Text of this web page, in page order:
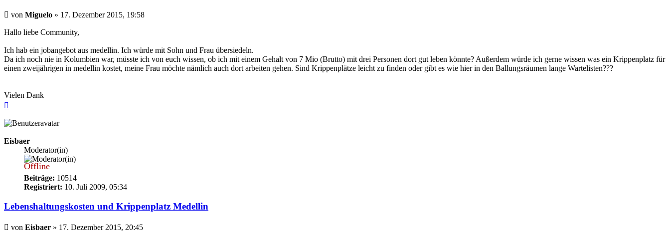
Beitrag
von Miguelo » 17. Dezember 2015, 19:58
Hallo liebe Community,
Ich hab ein jobangebot aus medellin. Ich würde mit Sohn und Frau übersiedeln.
Da ich noch nie in Kolumbien war, müsste ich von euch wissen, ob ich mit einem Gehalt von 7 Mio (Brutto) mit drei Personen dort gut leben könnte? Außerdem würde ich gerne wissen was ein Krippenplatz für
einen zweijährigen in medellin kostet, meine Frau möchte nämlich auch dort arbeiten gehen. Sind Krippenplätze leicht zu finden oder gibt es wie hier in den Ballungsräumen lange Wartelisten???
Vielen Dank
Eisbaer
Moderator(in)
Offline
Beiträge: 10514
Registriert: 10. Juli 2009, 05:34
Lebenshaltungskosten und Krippenplatz Medellin
Beitrag
von Eisbaer » 17. Dezember 2015, 20:45